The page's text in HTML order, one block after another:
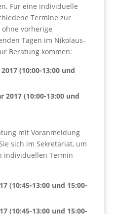
Für eine individuelle
Termine zur
ohne vorherige
Tagen im Nikolaus-
Beratung kommen:
(10:00-13:00 und
2017 (10:00-13:00 und
mit Voranmeldung
sich im Sekretariat, um
individuellen Termin
(10:45-13:00 und 15:00-
(10:45-13:00 und 15:00-